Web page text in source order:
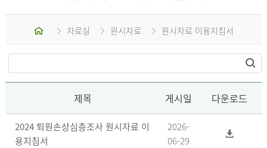
홈 자료실 원시자료 원시자료 이용지침서
제목 게시일 다운로드
2024 퇴원손상심층조사 원시자료 이
용지침서
2026-
06-29